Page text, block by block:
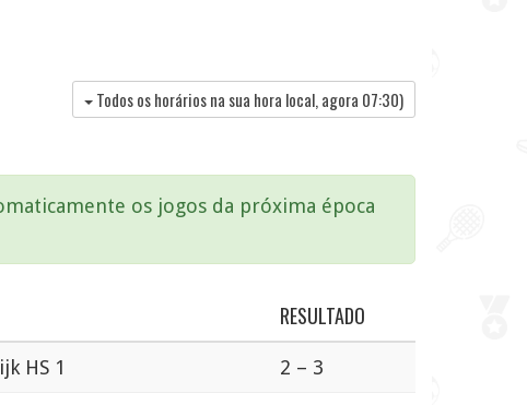
Todos os horários na sua hora local, agora 07:30)
os jogos da próxima época
RESULTADO
HS 1 2 – 3